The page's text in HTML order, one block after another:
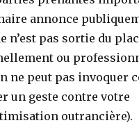
annonce
pas sortie du
ou
ne peut pas invoquer
un geste contre votre
outrancière).